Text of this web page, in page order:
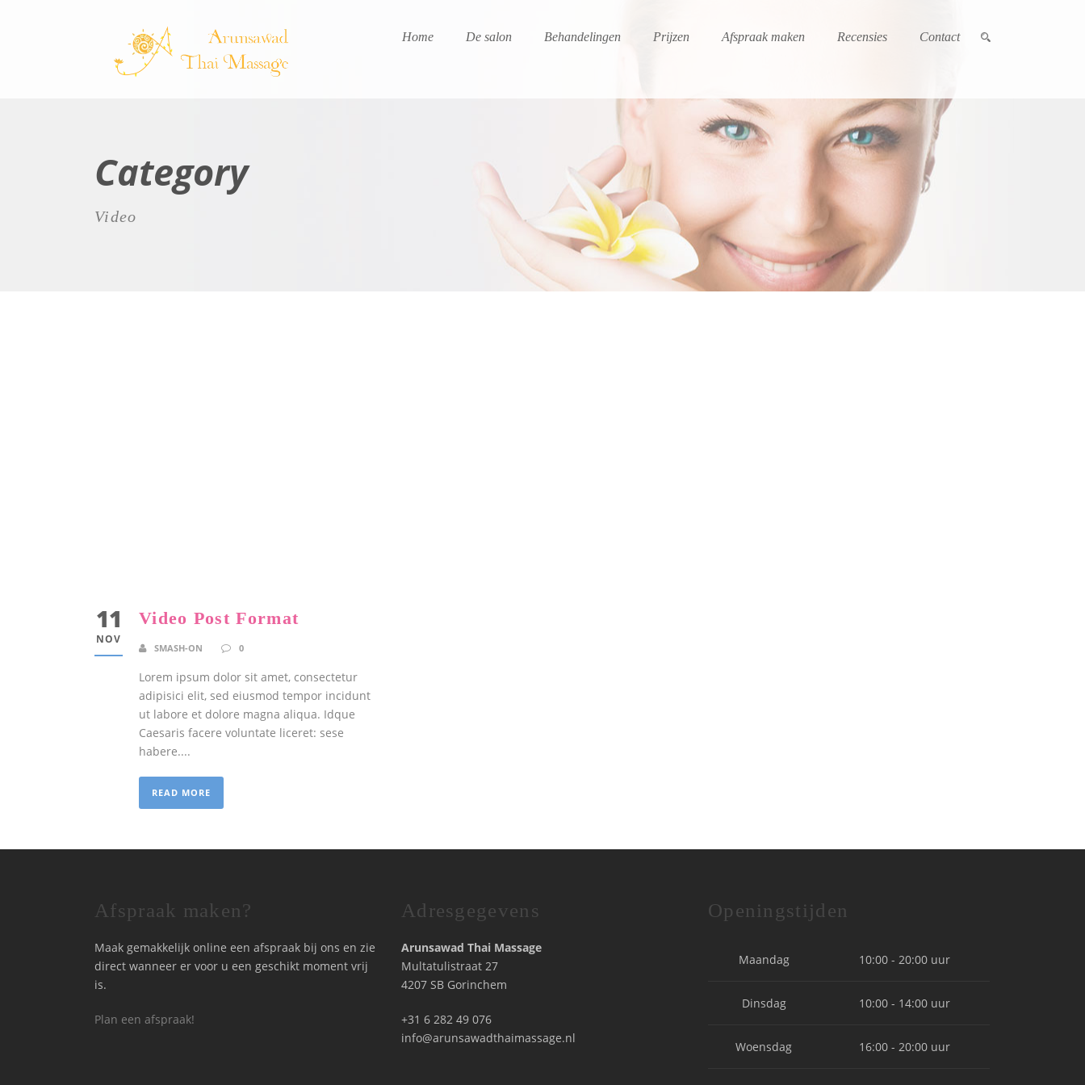
Home De salon Behandelingen Prijzen Afspraak maken Recensies Contact
Category
Video
11
NOV
Video Post Format
SMASH-ON 0
Lorem ipsum dolor sit amet, consectetur
adipisici elit, sed eiusmod tempor incidunt
ut labore et dolore magna aliqua. Idque
Caesaris facere voluntate liceret: sese
habere....
READ MORE
Afspraak maken?
Maak gemakkelijk online een afspraak bij ons en zie
direct wanneer er voor u een geschikt moment vrij
is.
Plan een afspraak!
Adresgegevens
Arunsawad Thai Massage
Multatulistraat 27
4207 SB Gorinchem
+31 6 282 49 076
info@arunsawadthaimassage.nl
Openingstijden
Maandag 10:00 - 20:00 uur
Dinsdag 10:00 - 14:00 uur
Woensdag 16:00 - 20:00 uur